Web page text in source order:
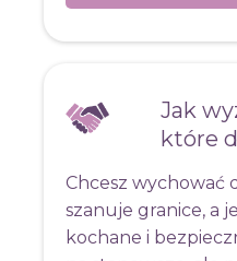
Jak
które
Chcesz wychować
szanuje granice, a
kochane i